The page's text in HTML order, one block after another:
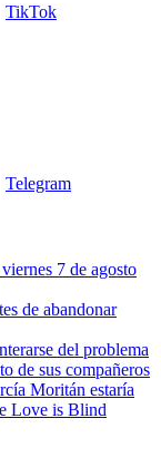
TikTok
Telegram
7 de agosto
de abandonar
del problema
de sus compañeros
Moritán estaría
Love is Blind